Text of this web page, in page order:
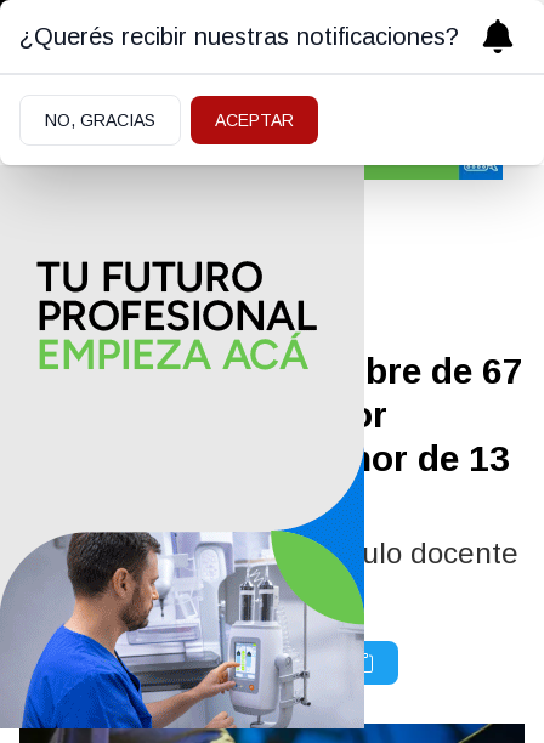
Policiales y Judiciales
21/10/2025
Imputaron a un hombre de 67
años de Cipolletti por
grooming a una menor de 13
El acusado mantenía vínculo docente
con la víctima.
¿Querés recibir nuestras notificaciones?
NO, GRACIAS ACEPTAR